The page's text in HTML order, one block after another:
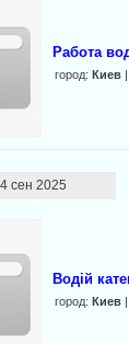
Работа
город: Киев|
сен 2025
Водій
город: Киев|